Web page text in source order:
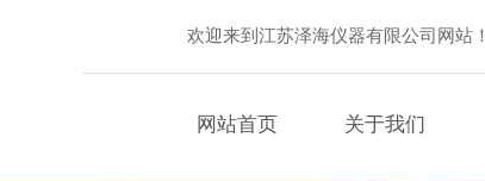
欢迎来到江苏泽海仪器有限公司网站！
网站首页 关于我们